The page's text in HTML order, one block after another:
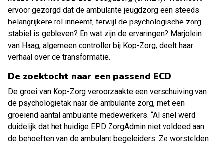
ervoor gezorgd dat de ambulante jeugdzorg een steeds
belangrijkere rol inneemt, terwijl de psychologische zorg
stabiel is gebleven? En wat zijn de ervaringen? Marjolein
van Haag, algemeen controller bij Kop-Zorg, deelt haar
verhaal over de transformatie.
De zoektocht naar een passend ECD
De groei van Kop-Zorg veroorzaakte een verschuiving van
de psychologietak naar de ambulante zorg, met een
groeiend aantal ambulante medewerkers. “Al snel werd
duidelijk dat het huidige EPD ZorgAdmin niet voldeed aan
de behoeften van de ambulant begeleiders. Ze worstelden